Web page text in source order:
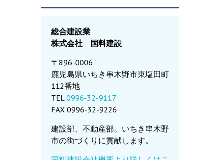
総合建設業
株式会社 国料建設
〒896-0006
鹿児島県いちき串木野市東塩田町
112番地
TEL0996-32-9117
FAX 0996-32-9226
建設部、不動産部。いちき串木野
市の街づくりに貢献します。